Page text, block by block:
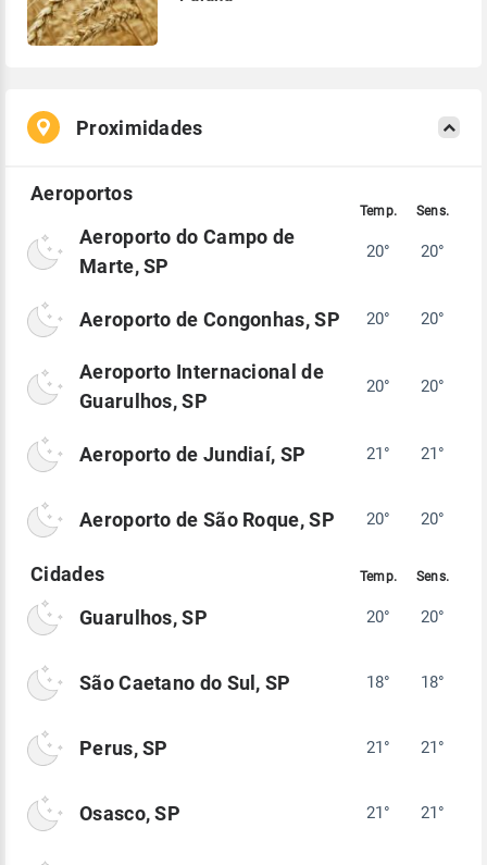
Proximidades
Aeroporto do Campo de
Marte, SP
20° 20°
Aeroporto de Congonhas, SP 20° 20°
Aeroporto Internacional de
Guarulhos, SP
20° 20°
Aeroporto de Jundiaí, SP 21° 21°
Aeroporto de São Roque, SP 20° 20°
Guarulhos, SP 20° 20°
São Caetano do Sul, SP 18° 18°
Perus, SP 21° 21°
Osasco, SP 21° 21°